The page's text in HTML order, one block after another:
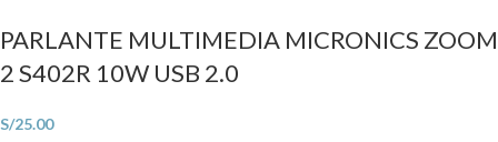
PARLANTE MULTIMEDIA MICRONICS ZOOM
2 S402R 10W USB 2.0
S/25.00